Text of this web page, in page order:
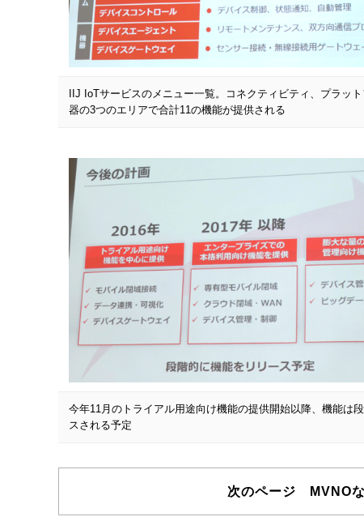
IIJ IoTサービスのメニュー一覧。コネクティビティ、プラット
器の3つのエリアで合計11の機能が提供される
今年11月のトライアル用途向け機能の提供開始以降、機能は
スされる予定
次のページ MVNO